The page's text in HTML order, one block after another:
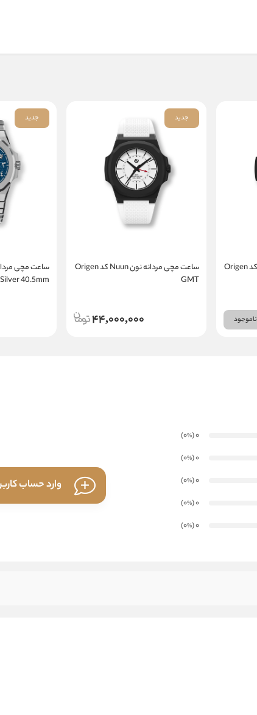
ساعت مچی مردانه نون Nuun کد Origen
ناموجود
جدید
ساعت مچی مردانه نون Nuun کد Origen
GMT
44,000,000
جدید
Silver 40.5mm
0
(0
%
)
0
(0
%
)
0
(0
%
)
0
(0
%
)
0
(0
%
)
وارد حساب